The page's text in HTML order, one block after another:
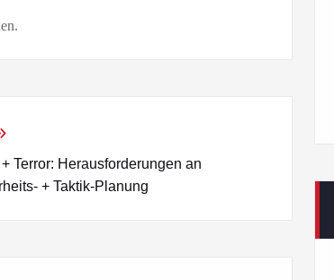
Terror: Herausforderungen an
+ Taktik-Planung